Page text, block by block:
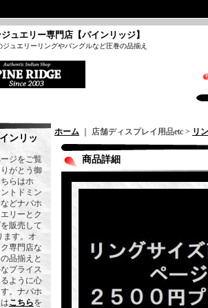
ュエリー専門店【パインリッジ】
ジュエリーリングやバングルなど圧巻の品揃え
ンリッ
ジをご覧
がとう御
らはホ
トドミン
どナバホ
リーとク
販売して
ます。オ
専門店な
品揃えと
プライス
ように心
。ナバホ
こちらを
ホーム ｜ 店舗ディスプレイ用品etc > リ
商品詳細